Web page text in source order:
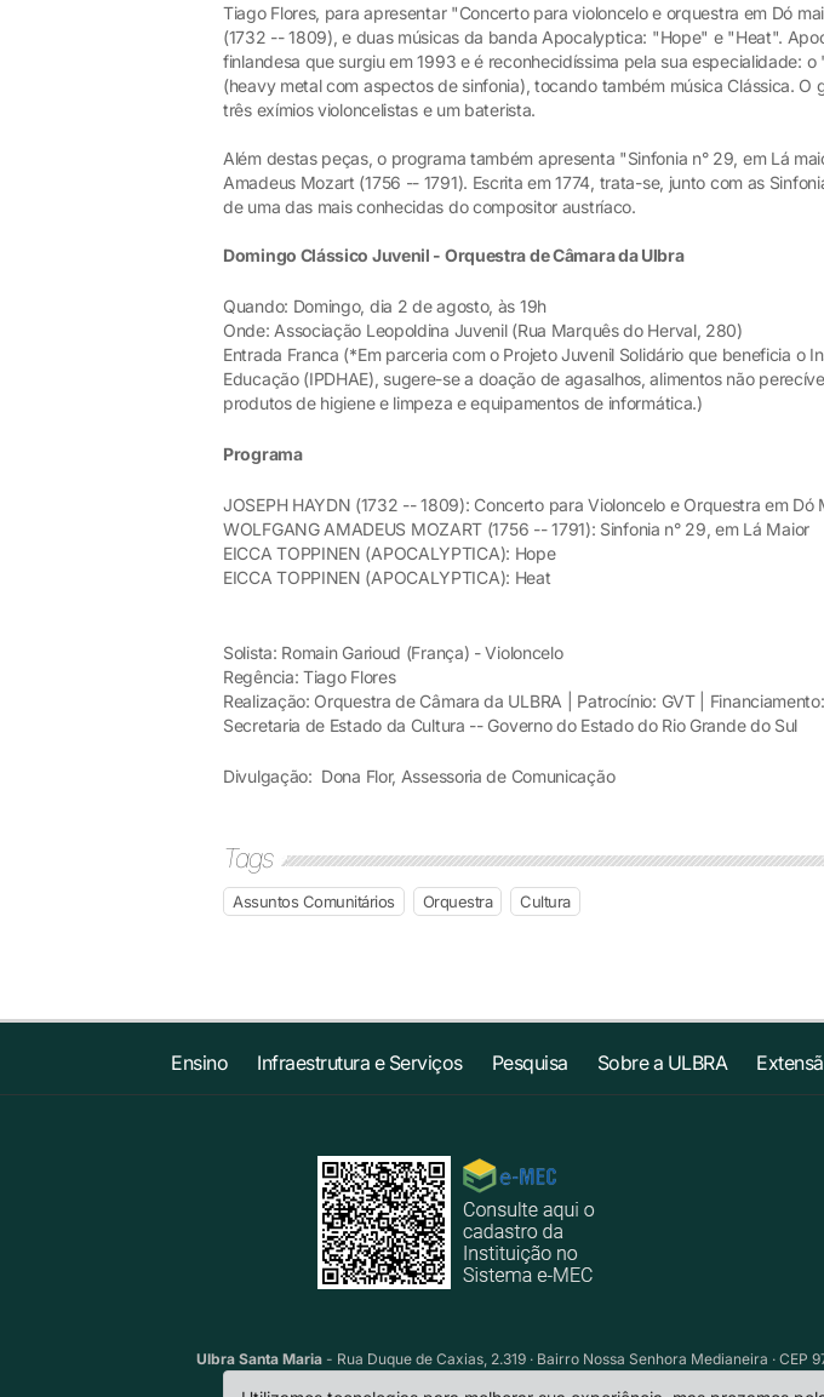
Tiago Flores, para apresentar "Concerto para violoncelo e orquestra em Dó
(1732 -- 1809), e duas músicas da banda Apocalyptica: "Hope" e "Heat".
finlandesa que surgiu em 1993 e é reconhecidíssima pela sua especialidade:
(heavy metal com aspectos de sinfonia), tocando também música Clássica. O
três exímios violoncelistas e um baterista.
Além destas peças, o programa também apresenta "Sinfonia n° 29, em Lá
Amadeus Mozart (1756 -- 1791). Escrita em 1774, trata-se, junto com as
de uma das mais conhecidas do compositor austríaco.
Domingo Clássico Juvenil - Orquestra de Câmara da Ulbra
Quando: Domingo, dia 2 de agosto, às 19h
Onde: Associação Leopoldina Juvenil (Rua Marquês do Herval, 280)
Entrada Franca (*Em parceria com o Projeto Juvenil Solidário que beneficia o
Educação (IPDHAE), sugere-se a doação de agasalhos, alimentos não
produtos de higiene e limpeza e equipamentos de informática.)
Programa
JOSEPH HAYDN (1732 -- 1809): Concerto para Violoncelo e Orquestra em Dó
WOLFGANG AMADEUS MOZART (1756 -- 1791): Sinfonia n° 29, em Lá Maior
EICCA TOPPINEN (APOCALYPTICA): Hope
EICCA TOPPINEN (APOCALYPTICA): Heat
Solista: Romain Garioud (França) - Violoncelo
Regência: Tiago Flores
Realização: Orquestra de Câmara da ULBRA | Patrocínio: GVT |
Secretaria de Estado da Cultura -- Governo do Estado do Rio Grande do Sul
Divulgação: Dona Flor, Assessoria de Comunicação
Tags
Assuntos Comunitários Orquestra Cultura
Ensino Infraestrutura e Serviços Pesquisa Sobre a ULBRA
Ulbra Santa Maria - Rua Duque de Caxias, 2.319 · Bairro Nossa Senhora Medianeira · CEP